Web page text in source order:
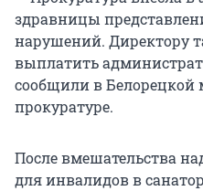
здравницы
нарушений. Директору
выплатить
сообщили в
прокуратуре.
После вмешательства
для инвалидов в